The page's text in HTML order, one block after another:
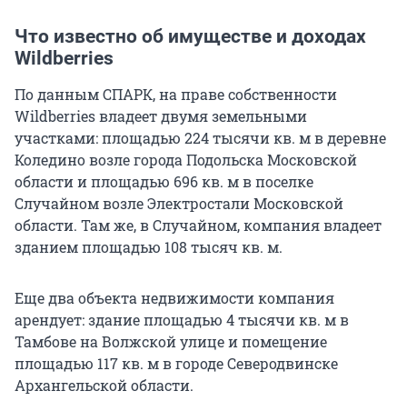
Что известно об имуществе и доходах
Wildberries
По данным СПАРК, на праве собственности
Wildberries владеет двумя земельными
участками: площадью 224 тысячи кв. м в деревне
Коледино возле города Подольска Московской
области и площадью 696 кв. м в поселке
Случайном возле Электростали Московской
области. Там же, в Случайном, компания владеет
зданием площадью 108 тысяч кв. м.
Еще два объекта недвижимости компания
арендует: здание площадью 4 тысячи кв. м в
Тамбове на Волжской улице и помещение
площадью 117 кв. м в городе Северодвинске
Архангельской области.